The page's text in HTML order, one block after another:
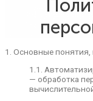
1. Основные
1.1.
— обработка
1.4.
данных —
данных
1.5.
действия, в